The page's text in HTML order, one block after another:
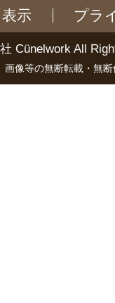
示 プラ
Cünelwork All
画像等の無断転載・無